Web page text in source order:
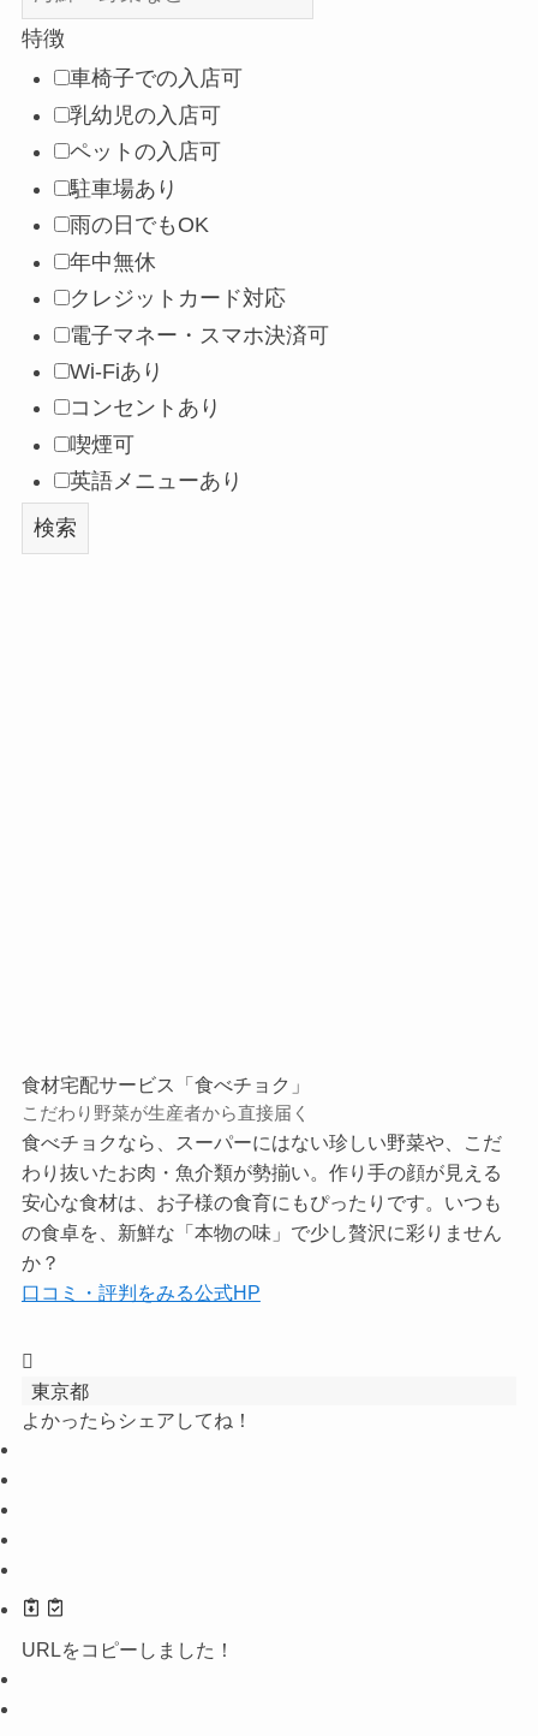
特徴
車椅子での入店可
乳幼児の入店可
ペットの入店可
駐車場あり
雨の日でもOK
年中無休
クレジットカード対応
電子マネー・スマホ決済可
Wi-Fiあり
コンセントあり
喫煙可
英語メニューあり
検索
食材宅配サービス「食べチョク」
こだわり野菜が生産者から直接届く
食べチョクなら、スーパーにはない珍しい野菜や、こだ
わり抜いたお肉・魚介類が勢揃い。作り手の顔が見える
安心な食材は、お子様の食育にもぴったりです。いつも
の食卓を、新鮮な「本物の味」で少し贅沢に彩りません
か？
口コミ・評判をみる公式HP
東京都
よかったらシェアしてね！
URLをコピーしました！